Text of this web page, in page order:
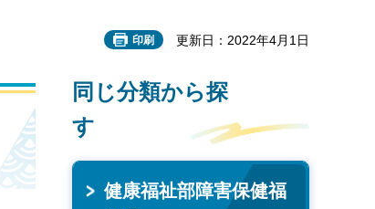
印刷 更新日：2022年4月1日
同じ分類から探
す
健康福祉部障害保健福